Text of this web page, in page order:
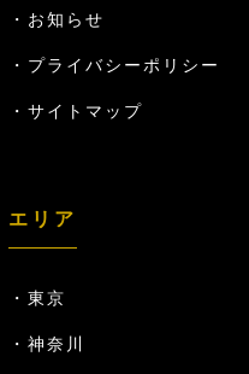
お知らせ
プライバシーポリシー
サイトマップ
エリア
東京
神奈川